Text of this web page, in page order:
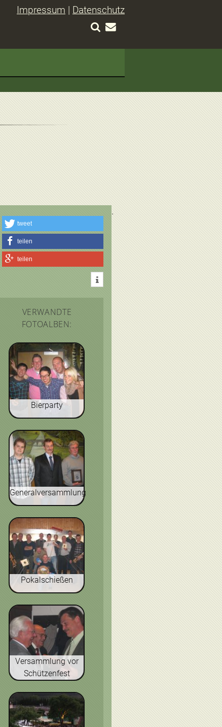
Impressum | Datenschutz
tweet
teilen
teilen
VERWANDTE
FOTOALBEN:
Bierparty
Generalversammlung
Pokalschießen
Versammlung vor
Schützenfest